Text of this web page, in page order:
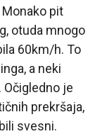
pit
otuda mnogo
60km/h. To
a neki
je
prekršaja,
svesni.